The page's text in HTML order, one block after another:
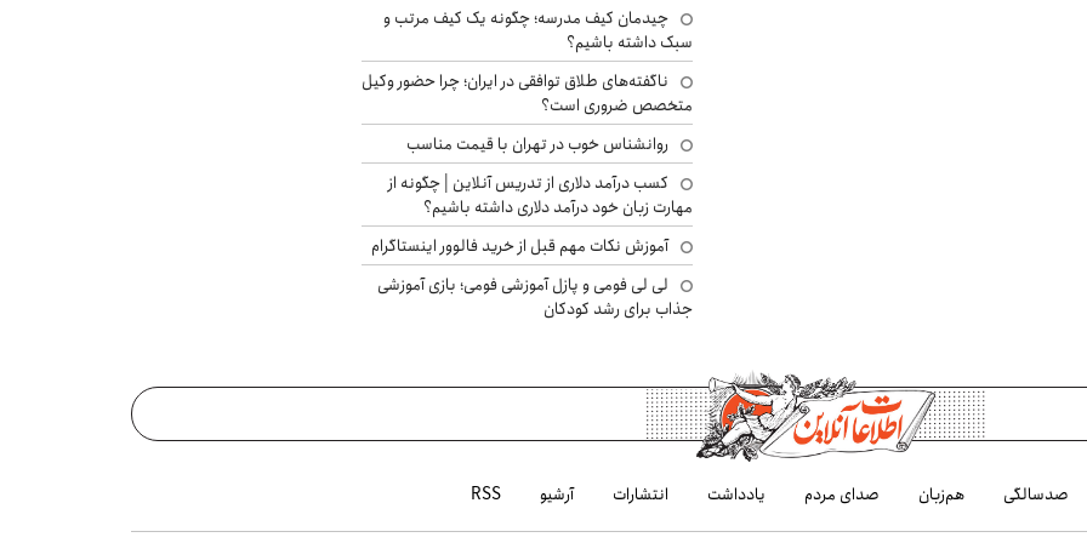
چیدمان کیف مدرسه؛ چگونه یک کیف مرتب و
سبک داشته باشیم؟
ناگفته‌های طلاق توافقی در ایران؛ چرا حضور وکیل
متخصص ضروری است؟
روانشناس خوب در تهران با قیمت مناسب
کسب درآمد دلاری از تدریس آنلاین | چگونه از
مهارت زبان خود درآمد دلاری داشته باشیم؟
آموزش نکات مهم قبل از خرید فالوور اینستاگرام
لی لی فومی و پازل آموزشی فومی؛ بازی آموزشی
جذاب برای رشد کودکان
صدسالگی هم‌زبان صدای مردم یادداشت انتشارات آرشیو RSS